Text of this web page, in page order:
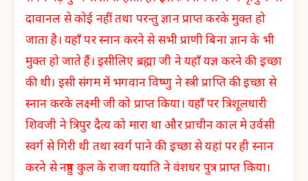
दावानल से कोई नहीं तथा परन्तु ज्ञान प्राप्त करके मुक्त हो
जाता है। यहाँ पर स्नान करने से सभी प्राणी बिना ज्ञान के भी
मुक्त हो जाते हैं। इसीलिए ब्रह्मा जी ने यहाँ यज्ञ करने की इच्छा
की थी। इसी संगम में भगवान विष्णु ने स्त्री प्राप्ति की इच्छा से
स्नान करके लक्ष्मी जी को प्राप्त किया। यहाँ पर त्रिशूलधारी
शिवजी ने त्रिपुर दैत्य को मारा था और प्राचीन काल मे उर्वसी
स्वर्ग से गिरी थी तथा स्वर्ग पाने की इच्छा से यहां पर ही स्नान
करने से नहुष कुल के राजा ययाति ने वंशधर पुत्र प्राप्त किया।